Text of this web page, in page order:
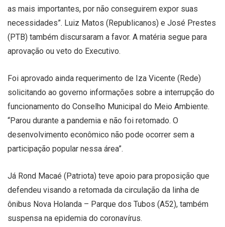
as mais importantes, por não conseguirem expor suas
necessidades”. Luiz Matos (Republicanos) e José Prestes
(PTB) também discursaram a favor. A matéria segue para
aprovação ou veto do Executivo.
Foi aprovado ainda requerimento de Iza Vicente (Rede)
solicitando ao governo informações sobre a interrupção do
funcionamento do Conselho Municipal do Meio Ambiente.
“Parou durante a pandemia e não foi retomado. O
desenvolvimento econômico não pode ocorrer sem a
participação popular nessa área”.
Já Rond Macaé (Patriota) teve apoio para proposição que
defendeu visando a retomada da circulação da linha de
ônibus Nova Holanda – Parque dos Tubos (A52), também
suspensa na epidemia do coronavírus.